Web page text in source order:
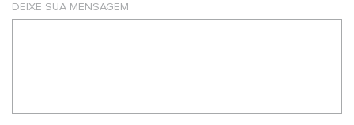
DEIXE SUA MENSAGEM